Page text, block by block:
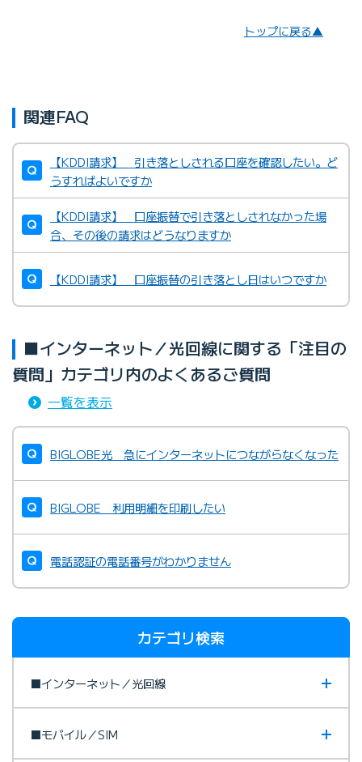
トップに戻る▲
関連FAQ
【KDDI請求】 引き落としされる口座を確認したい。ど
うすればよいですか
【KDDI請求】 口座振替で引き落としされなかった場
合、その後の請求はどうなりますか
【KDDI請求】 口座振替の引き落とし日はいつですか
■インターネット／光回線に関する「注目の
質問」カテゴリ内のよくあるご質問
一覧を表示
BIGLOBE光 急にインターネットにつながらなくなった
BIGLOBE 利用明細を印刷したい
電話認証の電話番号がわかりません
カテゴリ検索
■インターネット／光回線
■モバイル／SIM